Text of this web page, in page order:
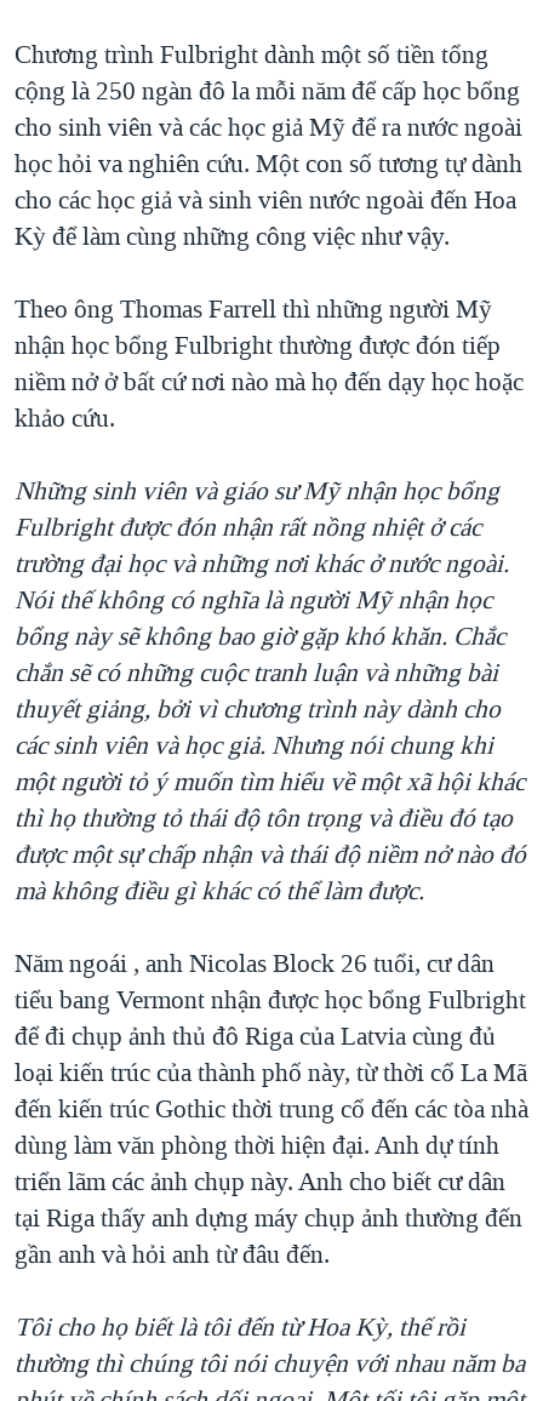
Chương trình Fulbright dành một số tiền tổng
cộng là 250 ngàn đô la mỗi năm để cấp học bổng
cho sinh viên và các học giả Mỹ để ra nước ngoài
học hỏi va nghiên cứu. Một con số tương tự dành
cho các học giả và sinh viên nước ngoài đến Hoa
Kỳ để làm cùng những công việc như vậy.
Theo ông Thomas Farrell thì những người Mỹ
nhận học bổng Fulbright thường được đón tiếp
niềm nở ở bất cứ nơi nào mà họ đến dạy học hoặc
khảo cứu.
Những sinh viên và giáo sư Mỹ nhận học bổng
Fulbright được đón nhận rất nồng nhiệt ở các
trường đại học và những nơi khác ở nước ngoài.
Nói thế không có nghĩa là người Mỹ nhận học
bổng này sẽ không bao giờ gặp khó khăn. Chắc
chắn sẽ có những cuộc tranh luận và những bài
thuyết giảng, bởi vì chương trình này dành cho
các sinh viên và học giả. Nhưng nói chung khi
một người tỏ ý muốn tìm hiểu về một xã hội khác
thì họ thường tỏ thái độ tôn trọng và điều đó tạo
được một sự chấp nhận và thái độ niềm nở nào đó
mà không điều gì khác có thể làm được.
Năm ngoái , anh Nicolas Block 26 tuổi, cư dân
tiểu bang Vermont nhận được học bổng Fulbright
để đi chụp ảnh thủ đô Riga của Latvia cùng đủ
loại kiến trúc của thành phố này, từ thời cổ La Mã
đến kiến trúc Gothic thời trung cổ đến các tòa nhà
dùng làm văn phòng thời hiện đại. Anh dự tính
triển lãm các ảnh chụp này. Anh cho biết cư dân
tại Riga thấy anh dựng máy chụp ảnh thường đến
gần anh và hỏi anh từ đâu đến.
Tôi cho họ biết là tôi đến từ Hoa Kỳ, thế rồi
thường thì chúng tôi nói chuyện với nhau năm ba